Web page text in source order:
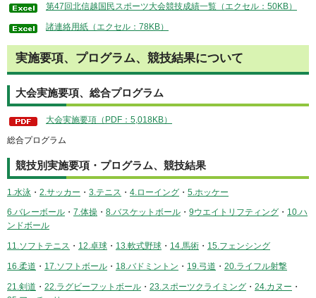
第47回北信越国民スポーツ大会競技成績一覧（エクセル：50KB）
諸連絡用紙（エクセル：78KB）
実施要項、プログラム、競技結果について
大会実施要項、総合プログラム
大会実施要項（PDF：5,018KB）
総合プログラム
競技別実施要項・プログラム、競技結果
1.水泳 ・ 2.サッカー ・ 3.テニス ・ 4.ローイング ・ 5.ホッケー
6.バレーボール ・ 7.体操 ・ 8.バスケットボール ・ 9ウエイトリフティング ・ 10.ハ
ンドボール
11.ソフトテニス ・ 12.卓球 ・ 13.軟式野球 ・ 14.馬術 ・ 15.フェンシング
16.柔道 ・ 17.ソフトボール ・ 18.バドミントン ・ 19.弓道 ・ 20.ライフル射撃
21.剣道 ・ 22.ラグビーフットボール ・ 23.スポーツクライミング ・ 24.カヌー ・